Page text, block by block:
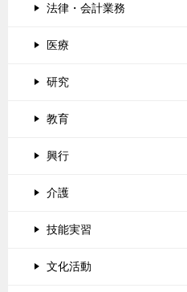
法律・会計業務
医療
研究
教育
興行
介護
技能実習
文化活動